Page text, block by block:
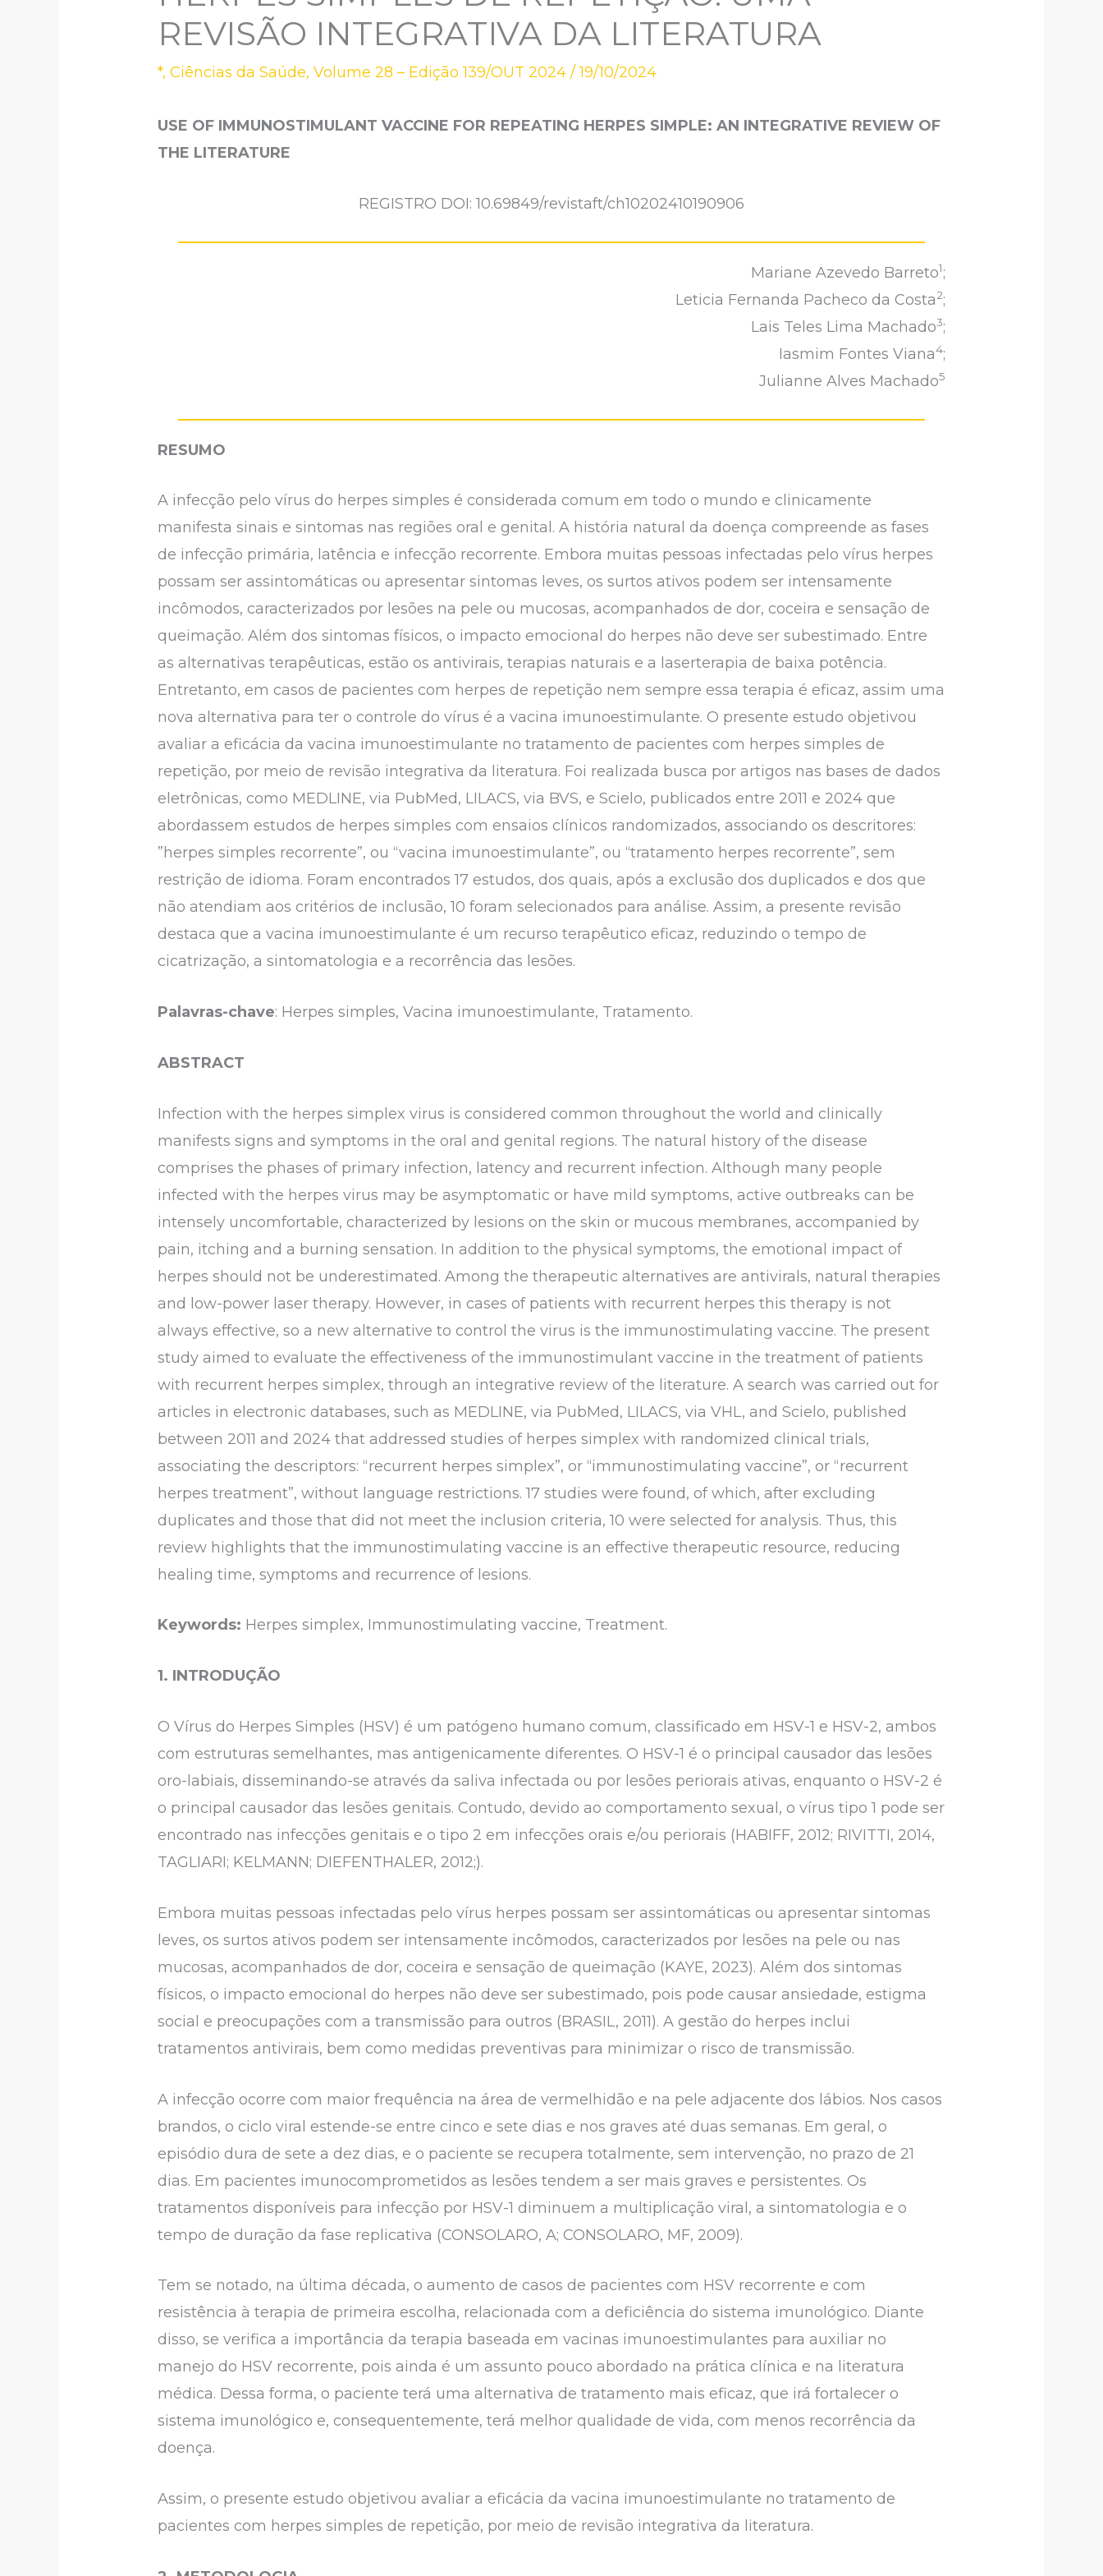
REVISÃO INTEGRATIVA DA LITERATURA
*,Ciências da Saúde,Volume 28 – Edição 139/OUT 2024 /19/10/2024
USE OF IMMUNOSTIMULANT VACCINE FOR REPEATING HERPES SIMPLE: AN INTEGRATIVE REVIEW OF
THE LITERATURE
REGISTRO DOI: 10.69849/revistaft/ch10202410190906
Mariane Azevedo Barreto1;
Leticia Fernanda Pacheco da Costa2;
Lais Teles Lima Machado3;
Iasmim Fontes Viana4;
Julianne Alves Machado5
RESUMO
A infecção pelo vírus do herpes simples é considerada comum em todo o mundo e clinicamente
manifesta sinais e sintomas nas regiões oral e genital. A história natural da doença compreende as fases
de infecção primária, latência e infecção recorrente. Embora muitas pessoas infectadas pelo vírus herpes
possam ser assintomáticas ou apresentar sintomas leves, os surtos ativos podem ser intensamente
incômodos, caracterizados por lesões na pele ou mucosas, acompanhados de dor, coceira e sensação de
queimação. Além dos sintomas físicos, o impacto emocional do herpes não deve ser subestimado. Entre
as alternativas terapêuticas, estão os antivirais, terapias naturais e a laserterapia de baixa potência.
Entretanto, em casos de pacientes com herpes de repetição nem sempre essa terapia é eficaz, assim uma
nova alternativa para ter o controle do vírus é a vacina imunoestimulante. O presente estudo objetivou
avaliar a eficácia da vacina imunoestimulante no tratamento de pacientes com herpes simples de
repetição, por meio de revisão integrativa da literatura. Foi realizada busca por artigos nas bases de dados
eletrônicas, como MEDLINE, via PubMed, LILACS, via BVS, e Scielo, publicados entre 2011 e 2024 que
abordassem estudos de herpes simples com ensaios clínicos randomizados, associando os descritores:
”herpes simples recorrente”, ou “vacina imunoestimulante”, ou “tratamento herpes recorrente”, sem
restrição de idioma. Foram encontrados 17 estudos, dos quais, após a exclusão dos duplicados e dos que
não atendiam aos critérios de inclusão, 10 foram selecionados para análise. Assim, a presente revisão
destaca que a vacina imunoestimulante é um recurso terapêutico eficaz, reduzindo o tempo de
cicatrização, a sintomatologia e a recorrência das lesões.
Palavras-chave: Herpes simples, Vacina imunoestimulante, Tratamento.
ABSTRACT
Infection with the herpes simplex virus is considered common throughout the world and clinically
manifests signs and symptoms in the oral and genital regions. The natural history of the disease
comprises the phases of primary infection, latency and recurrent infection. Although many people
infected with the herpes virus may be asymptomatic or have mild symptoms, active outbreaks can be
intensely uncomfortable, characterized by lesions on the skin or mucous membranes, accompanied by
pain, itching and a burning sensation. In addition to the physical symptoms, the emotional impact of
herpes should not be underestimated. Among the therapeutic alternatives are antivirals, natural therapies
and low-power laser therapy. However, in cases of patients with recurrent herpes this therapy is not
always effective, so a new alternative to control the virus is the immunostimulating vaccine. The present
study aimed to evaluate the effectiveness of the immunostimulant vaccine in the treatment of patients
with recurrent herpes simplex, through an integrative review of the literature. A search was carried out for
articles in electronic databases, such as MEDLINE, via PubMed, LILACS, via VHL, and Scielo, published
between 2011 and 2024 that addressed studies of herpes simplex with randomized clinical trials,
associating the descriptors: “recurrent herpes simplex”, or “immunostimulating vaccine”, or “recurrent
herpes treatment”, without language restrictions. 17 studies were found, of which, after excluding
duplicates and those that did not meet the inclusion criteria, 10 were selected for analysis. Thus, this
review highlights that the immunostimulating vaccine is an effective therapeutic resource, reducing
healing time, symptoms and recurrence of lesions.
Keywords: Herpes simplex, Immunostimulating vaccine, Treatment.
1. INTRODUÇÃO
O Vírus do Herpes Simples (HSV) é um patógeno humano comum, classificado em HSV-1 e HSV-2, ambos
com estruturas semelhantes, mas antigenicamente diferentes. O HSV-1 é o principal causador das lesões
oro-labiais, disseminando-se através da saliva infectada ou por lesões periorais ativas, enquanto o HSV-2 é
o principal causador das lesões genitais. Contudo, devido ao comportamento sexual, o vírus tipo 1 pode ser
encontrado nas infecções genitais e o tipo 2 em infecções orais e/ou periorais (HABIFF, 2012; RIVITTI, 2014,
TAGLIARI; KELMANN; DIEFENTHALER, 2012;).
Embora muitas pessoas infectadas pelo vírus herpes possam ser assintomáticas ou apresentar sintomas
leves, os surtos ativos podem ser intensamente incômodos, caracterizados por lesões na pele ou nas
mucosas, acompanhados de dor, coceira e sensação de queimação (KAYE, 2023). Além dos sintomas
físicos, o impacto emocional do herpes não deve ser subestimado, pois pode causar ansiedade, estigma
social e preocupações com a transmissão para outros (BRASIL, 2011). A gestão do herpes inclui
tratamentos antivirais, bem como medidas preventivas para minimizar o risco de transmissão.
A infecção ocorre com maior frequência na área de vermelhidão e na pele adjacente dos lábios. Nos casos
brandos, o ciclo viral estende-se entre cinco e sete dias e nos graves até duas semanas. Em geral, o
episódio dura de sete a dez dias, e o paciente se recupera totalmente, sem intervenção, no prazo de 21
dias. Em pacientes imunocomprometidos as lesões tendem a ser mais graves e persistentes. Os
tratamentos disponíveis para infecção por HSV-1 diminuem a multiplicação viral, a sintomatologia e o
tempo de duração da fase replicativa (CONSOLARO, A; CONSOLARO, MF, 2009).
Tem se notado, na última década, o aumento de casos de pacientes com HSV recorrente e com
resistência à terapia de primeira escolha, relacionada com a deficiência do sistema imunológico. Diante
disso, se verifica a importância da terapia baseada em vacinas imunoestimulantes para auxiliar no
manejo do HSV recorrente, pois ainda é um assunto pouco abordado na prática clínica e na literatura
médica. Dessa forma, o paciente terá uma alternativa de tratamento mais eficaz, que irá fortalecer o
sistema imunológico e, consequentemente, terá melhor qualidade de vida, com menos recorrência da
doença.
Assim, o presente estudo objetivou avaliar a eficácia da vacina imunoestimulante no tratamento de
pacientes com herpes simples de repetição, por meio de revisão integrativa da literatura.